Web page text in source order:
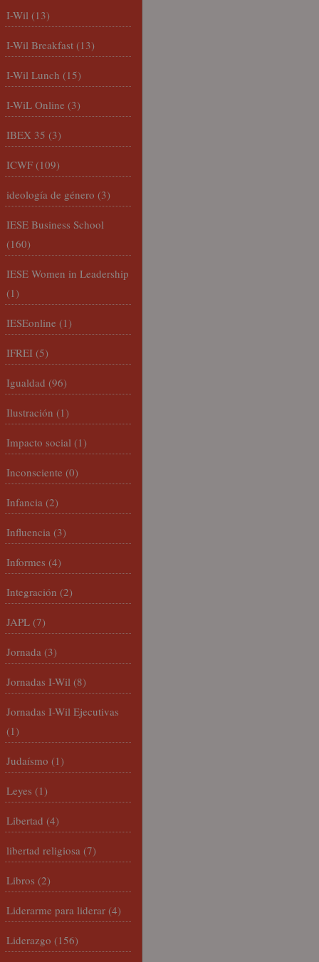
I-Wil (13)
I-Wil Breakfast (13)
I-Wil Lunch (15)
I-WiL Online (3)
IBEX 35 (3)
ICWF (109)
ideología de género (3)
IESE Business School
(160)
IESE Women in Leadership
(1)
IESEonline (1)
IFREI (5)
Igualdad (96)
Ilustración (1)
Impacto social (1)
Inconsciente (0)
Infancia (2)
Influencia (3)
Informes (4)
Integración (2)
JAPL (7)
Jornada (3)
Jornadas I-Wil (8)
Jornadas I-Wil Ejecutivas
(1)
Judaísmo (1)
Leyes (1)
Libertad (4)
libertad religiosa (7)
Libros (2)
Liderarme para liderar (4)
Liderazgo (156)